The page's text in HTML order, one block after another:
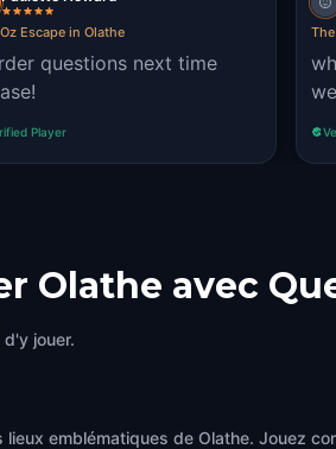
Escape in Olathe
questions next time
Player
Olathe avec
jouer.
emblématiques de Olathe. Jouez